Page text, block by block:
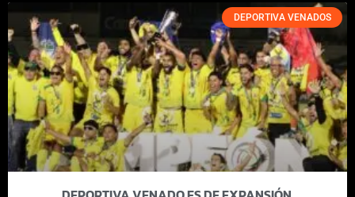
DEPORTIVA VENADOS